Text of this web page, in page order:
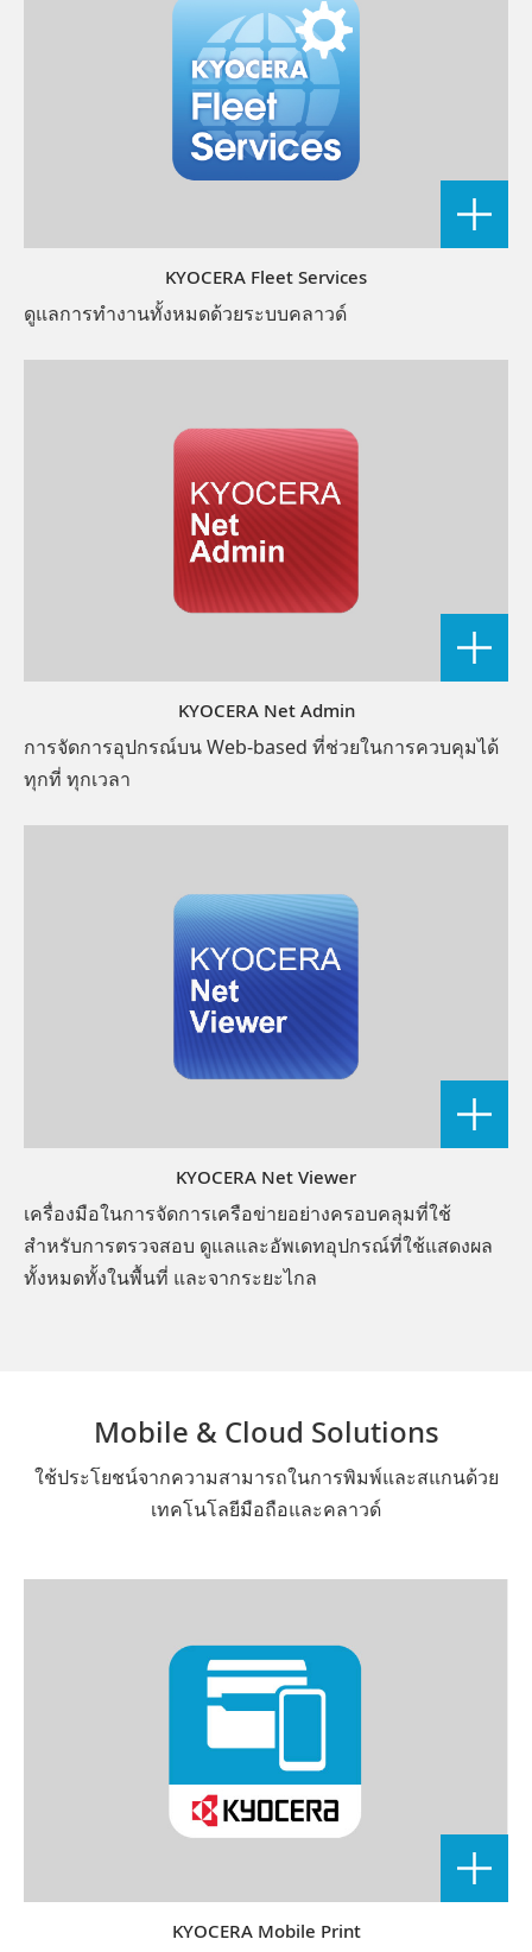
KYOCERA Fleet Services
ดูแลการทำงานทั้งหมดด้วยระบบคลาวด์
KYOCERA Net Admin
การจัดการอุปกรณ์บน Web-based ที่ช่วยในการควบคุมได้
ทุกที่ ทุกเวลา
KYOCERA Net Viewer
เครื่องมือในการจัดการเครือข่ายอย่างครอบคลุมที่ใช้
สำหรับการตรวจสอบ ดูแลและอัพเดทอุปกรณ์ที่ใช้แสดงผล
ทั้งหมดทั้งในพื้นที่ และจากระยะไกล
Mobile & Cloud Solutions
ใช้ประโยชน์จากความสามารถในการพิมพ์และสแกนด้วย
เทคโนโลยีมือถือและคลาวด์
KYOCERA Mobile Print